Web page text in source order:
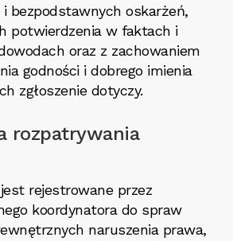
bezpodstawnych oskarżeń,
potwierdzenia w faktach i
oraz z zachowaniem
godności i dobrego imienia
zgłoszenie dotyczy.
rozpatrywania
jest rejestrowane przez
koordynatora do spraw
naruszenia prawa,